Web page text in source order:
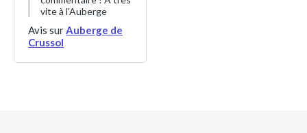
vite à l'Auberge
Avis surAuberge de
Crussol